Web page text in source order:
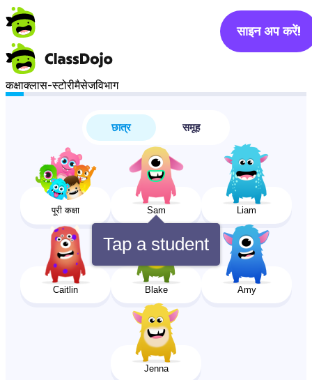
कक्षाक्लास-स्टोरीमैसेजविभाग
साइन अप करें!
छात्र समूह
पूरी कक्षा Sam
Tap a student
Liam
Caitlin Blake Amy
Jenna